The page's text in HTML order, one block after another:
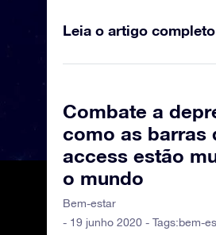
Leia o artigo completo
Combate a
como as barras
access estão
o mundo
Bem-estar
- 19 junho 2020 - Tags:bem-